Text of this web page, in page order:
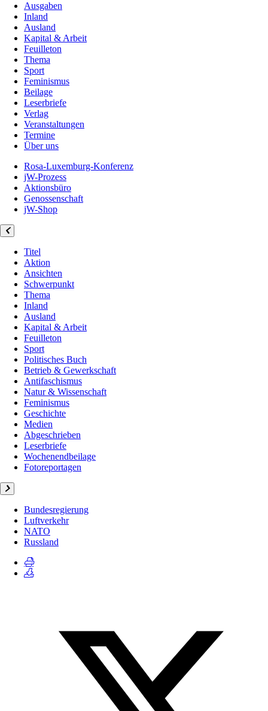
Ausgaben
Inland
Ausland
Kapital & Arbeit
Feuilleton
Thema
Sport
Feminismus
Beilage
Leserbriefe
Verlag
Veranstaltungen
Termine
Über uns
Rosa-Luxemburg-Konferenz
jW-Prozess
Aktionsbüro
Genossenschaft
jW-Shop
Titel
Aktion
Ansichten
Schwerpunkt
Thema
Inland
Ausland
Kapital & Arbeit
Feuilleton
Sport
Politisches Buch
Betrieb & Gewerkschaft
Antifaschismus
Natur & Wissenschaft
Feminismus
Geschichte
Medien
Abgeschrieben
Leserbriefe
Wochenendbeilage
Fotoreportagen
Bundesregierung
Luftverkehr
NATO
Russland